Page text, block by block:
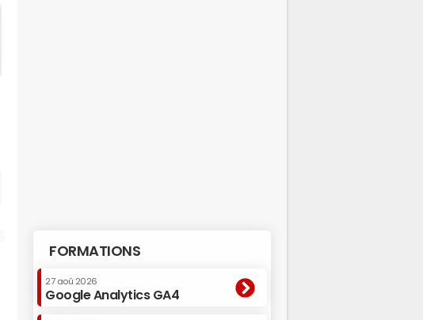
FORMATIONS
27 aoû 2026
Google Analytics GA4